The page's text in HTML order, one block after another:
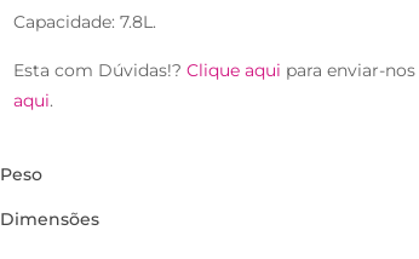
Capacidade: 7.8L.
Esta com Dúvidas!?Clique aqui para enviar-
aqui.
Peso
Dimensões